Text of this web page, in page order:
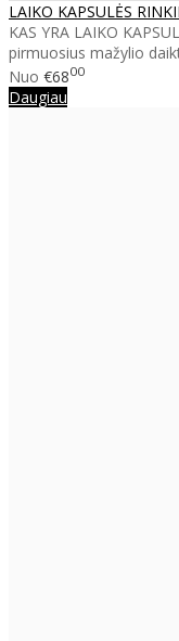
LAIKO KAPSULĖS
KAS YRA LAIKO
pirmuosius mažylio
Nuo €6800
Daugiau